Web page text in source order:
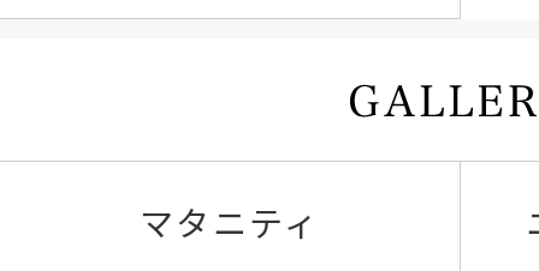
マタニティ